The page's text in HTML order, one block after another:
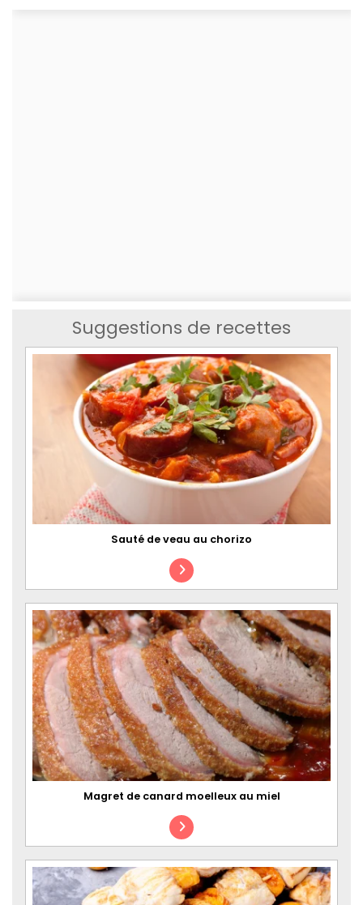
Suggestions de recettes
Sauté de veau au chorizo
Magret de canard moelleux au miel